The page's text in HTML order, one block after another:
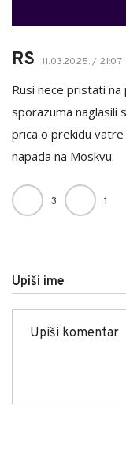
RS 11.03.2025. / 21:07
Rusi nece pristati
sporazuma naglasili
prica o prekidu
napada na Moskvu.
3 1
Upiši ime